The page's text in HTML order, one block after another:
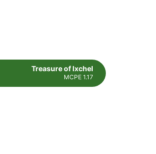
Treasure of Ixchel
MCPE 1.17